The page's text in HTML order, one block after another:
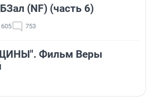
(NF) (часть 6)
605 753
Фильм Веры